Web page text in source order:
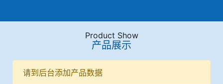
Product Show
产品展示
请到后台添加产品数据